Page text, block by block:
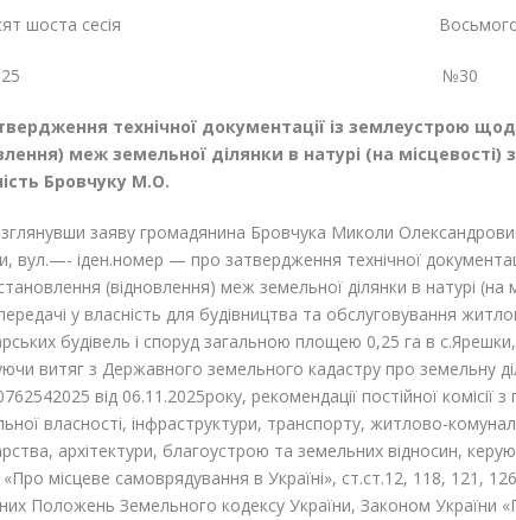
шоста сесія Восьмого
№30
технічної документації із землеустрою
меж земельної ділянки в натурі (на місцевості)
Бровчуку М.О.
заяву громадянина Бровчука Миколи
вул.—- іден.номер — про затвердження технічної
(відновлення) меж земельної ділянки в натурі (на
у власність для будівництва та обслуговування
будівель і споруд загальною площею 0,25 га в
витяг з Державного земельного кадастру про земельну
від 06.11.2025року, рекомендації постійної комісії з
власності, інфраструктури, транспорту, житлово-
архітектури, благоустрою та земельних відносин,
«Про місцеве самоврядування в Україні», ст.ст.12, 118, 121,
Положень Земельного кодексу України, Законом України